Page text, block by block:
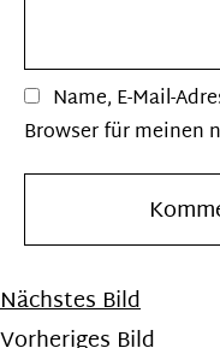
Name, E-Mail-
Browser für meinen
Nächstes Bild